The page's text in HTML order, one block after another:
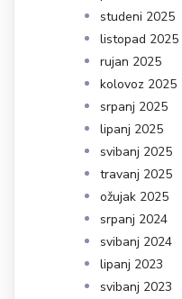
studeni 2025
listopad 2025
rujan 2025
kolovoz 2025
srpanj 2025
lipanj 2025
svibanj 2025
travanj 2025
ožujak 2025
srpanj 2024
svibanj 2024
lipanj 2023
svibanj 2023